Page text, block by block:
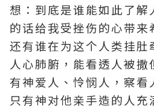
想：到底是谁能如此了解
的话给我受挫伤的心带来
还有谁在为这个人类挂肚
人心肺腑，能看透人被撒
有神爱人、怜悯人，察看
只有神对他亲手造的人